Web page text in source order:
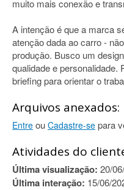
muito mais conexão e
A intenção é que a marca
atenção dada ao carro -
produção. Busco um
qualidade e personalidade.
briefing para orientar o
Arquivos anexados:
Entre ou Cadastre-se para
Atividades do
Última visualização: 20/
Última interação: 15/06/